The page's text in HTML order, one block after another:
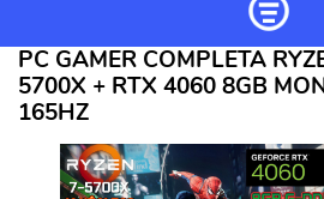
Categorías
Carrito de compras ()
Ordenar
PC GAMER COMPLETA
5700X + RTX 4060 8GB
165HZ